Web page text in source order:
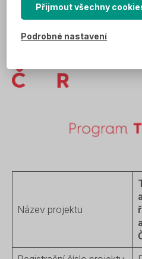
Název projektu
vám tak, jak jste zvyklí, a
správně fungovalo.
Více informací včetně
Přijmout všechny
Podrobné nastavení